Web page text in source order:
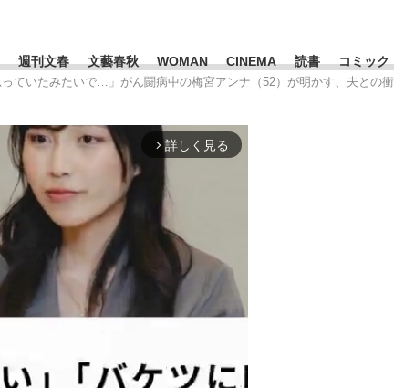
週刊文春 文藝春秋 WOMAN CINEMA 読書 コミック
#後藤真希 #森岡毅 #城彰二
ていたみたいで…」がん闘病中の梅宮アンナ（52）が明かす、夫との
arrow_forward_ios 詳しく見る